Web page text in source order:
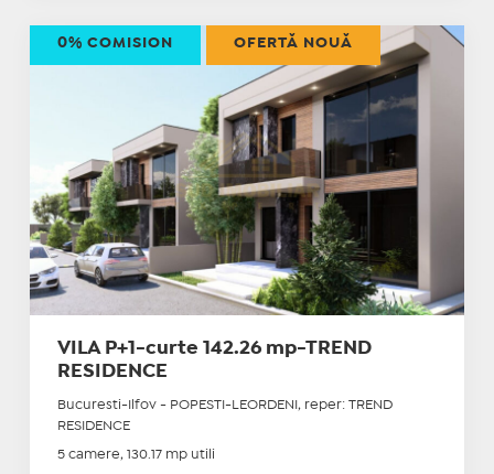
VILA P+1-curte 142.26 mp-TREND
RESIDENCE
Bucuresti-Ilfov - POPESTI-LEORDENI, reper: TREND
RESIDENCE
5 camere, 130.17 mp utili
0% COMISION OFERTĂ NOUĂ